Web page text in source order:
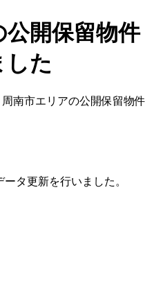
開保留物件
た
周南市エリアの公開保留物件
タ更新を行いました。